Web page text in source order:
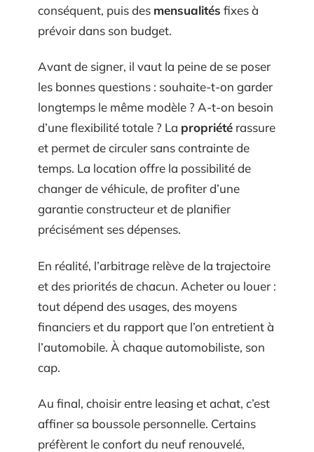
conséquent, puis des mensualités fixes à
prévoir dans son budget.
Avant de signer, il vaut la peine de se poser
les bonnes questions : souhaite-t-on garder
longtemps le même modèle ? A-t-on besoin
d’une flexibilité totale ? La propriété rassure
et permet de circuler sans contrainte de
temps. La location offre la possibilité de
changer de véhicule, de profiter d’une
garantie constructeur et de planifier
précisément ses dépenses.
En réalité, l’arbitrage relève de la trajectoire
et des priorités de chacun. Acheter ou louer :
tout dépend des usages, des moyens
financiers et du rapport que l’on entretient à
l’automobile. À chaque automobiliste, son
cap.
Au final, choisir entre leasing et achat, c’est
affiner sa boussole personnelle. Certains
préfèrent le confort du neuf renouvelé,